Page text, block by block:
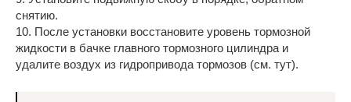
снятию.
10. После установки восстановите уровень тормозной
жидкости в бачке главного тормозного цилиндра и
удалите воздух из гидропривода тормозов (см. тут).